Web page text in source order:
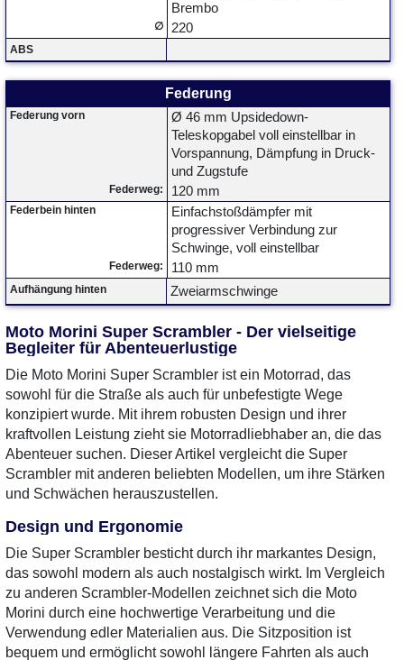
Brembo
∅ 220
ABS
Federung
Federung vorn
Ø 46 mm Upsidedown-
Teleskopgabel voll einstellbar in
Vorspannung, Dämpfung in Druck-
und Zugstufe
Federweg: 120 mm
Federbein hinten
Einfachstoßdämpfer mit
progressiver Verbindung zur
Schwinge, voll einstellbar
Federweg: 110 mm
Aufhängung hinten Zweiarmschwinge
Moto Morini Super Scrambler - Der vielseitige
Begleiter für Abenteuerlustige
Die Moto Morini Super Scrambler ist ein Motorrad, das
sowohl für die Straße als auch für unbefestigte Wege
konzipiert wurde. Mit ihrem robusten Design und ihrer
kraftvollen Leistung zieht sie Motorradliebhaber an, die das
Abenteuer suchen. Dieser Artikel vergleicht die Super
Scrambler mit anderen beliebten Modellen, um ihre Stärken
und Schwächen herauszustellen.
Design und Ergonomie
Die Super Scrambler besticht durch ihr markantes Design,
das sowohl modern als auch nostalgisch wirkt. Im Vergleich
zu anderen Scrambler-Modellen zeichnet sich die Moto
Morini durch eine hochwertige Verarbeitung und die
Verwendung edler Materialien aus. Die Sitzposition ist
bequem und ermöglicht sowohl längere Fahrten als auch